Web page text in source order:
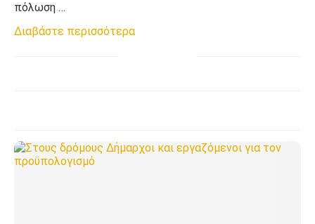
πόλωση …
Διαβάστε περισσότερα